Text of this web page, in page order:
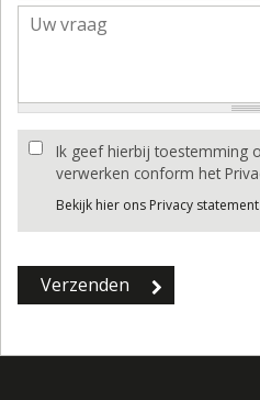
Ik geef hierbij toestemming
verwerken conform het
Bekijk hier ons Privacy statement